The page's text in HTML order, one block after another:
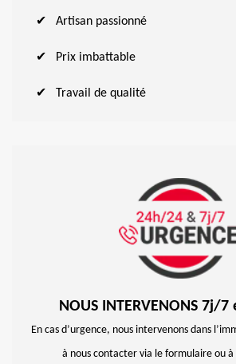
Artisan passionné
Prix imbattable
Travail de qualité
NOUS INTERVENONS 7j/
En cas d’urgence, nous intervenons dans
à nous contacter via le formulaire ou à